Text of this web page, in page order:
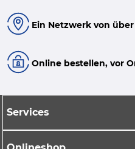
Ein Netzwerk von
Online bestellen, vor
Services